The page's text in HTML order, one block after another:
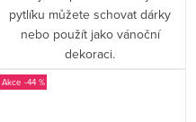
pytlíku můžete schovat dárky
nebo použít jako vánoční
dekoraci.
-44 %